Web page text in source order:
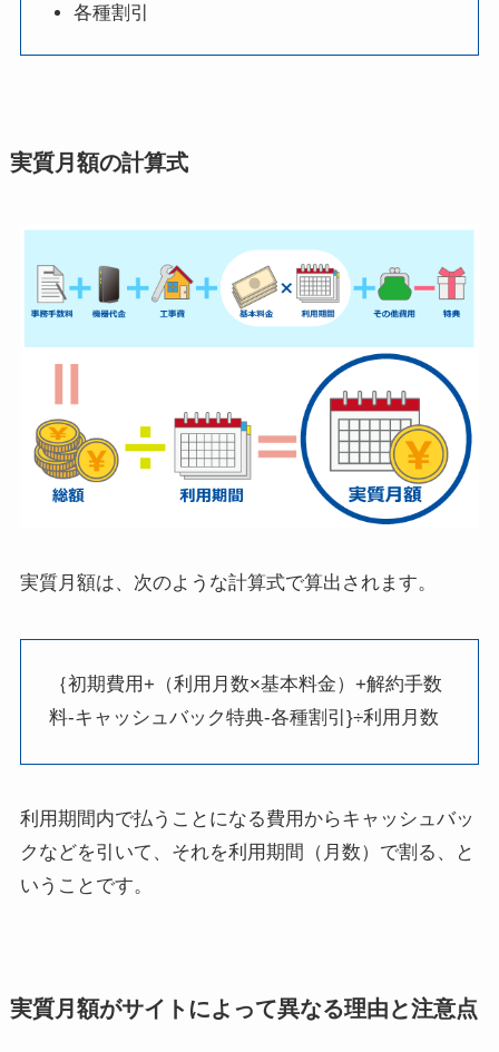
各種割引
実質月額の計算式
実質月額は、次のような計算式で算出されます。
｛初期費用+（利用月数×基本料金）+解約手数
料-キャッシュバック特典-各種割引}÷利用月数
利用期間内で払うことになる費用からキャッシュバッ
クなどを引いて、それを利用期間（月数）で割る、と
いうことです。
実質月額がサイトによって異なる理由と注意点